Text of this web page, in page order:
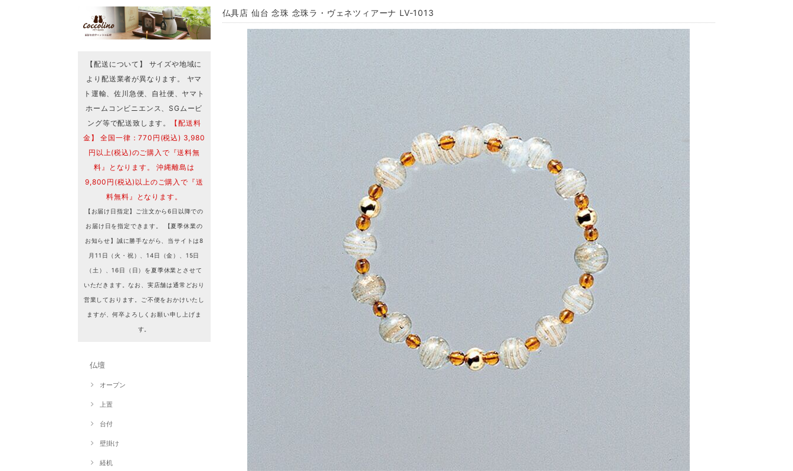
【配送について】 サイズや地域に
より配送業者が異なります。 ヤマ
ト運輸、佐川急便、自社便、ヤマト
ホームコンビニエンス、SGムービ
ング等で配送致します。
【配送料
金】 全国一律：770円(税込) 3,980
円以上(税込)のご購入で『送料無
料』となります。 沖縄離島は
9,800円(税込)以上のご購入で『送
料無料』となります。
【お届け日指定】ご注文から6日以降での
お届け日を指定できます。 【夏季休業の
お知らせ】誠に勝手ながら、当サイトは8
月11日（火・祝）、14日（金）、15日
（土）、16日（日）を夏季休業とさせて
いただきます。なお、実店舗は通常どおり
営業しております。ご不便をおかけいたし
ますが、何卒よろしくお願い申し上げま
す。
仏壇
オープン
上置
台付
壁掛け
経机
仏具店 仙台 念珠 念珠ラ・ヴェネツィアーナ LV-1013